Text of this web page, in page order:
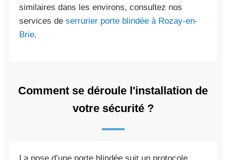
similaires dans les environs, consultez nos
services de serrurier porte blindée à Rozay-en-
Brie.
Comment se déroule l'installation de
votre sécurité ?